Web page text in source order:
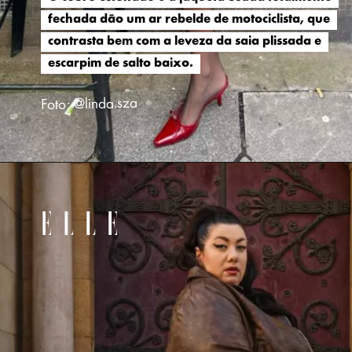
fechada dão um ar rebelde de motociclista, que
contrasta bem com a leveza da saia plissada e
escarpim de salto baixo.
fechada dão um ar rebelde de motociclista, que
contrasta bem com a leveza da saia plissada e
escarpim de salto baixo.
Foto: @linda.sza